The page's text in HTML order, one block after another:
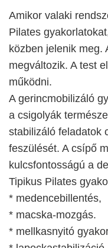
Amikor valaki
Pilates
közben jelenik meg.
megváltozik. A test
működni.
A gerincmobilizáló
a csigolyák
stabilizáló feladatok
feszülését. A csípő
kulcsfontosságú a
Tipikus Pilates
* medencebillentés,
* macska-mozgás.
* mellkasnyitó